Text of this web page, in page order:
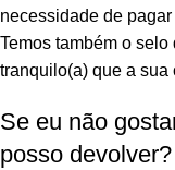
necessidade de
Temos também o
tranquilo(a) que a sua
Se eu não
posso devolver?